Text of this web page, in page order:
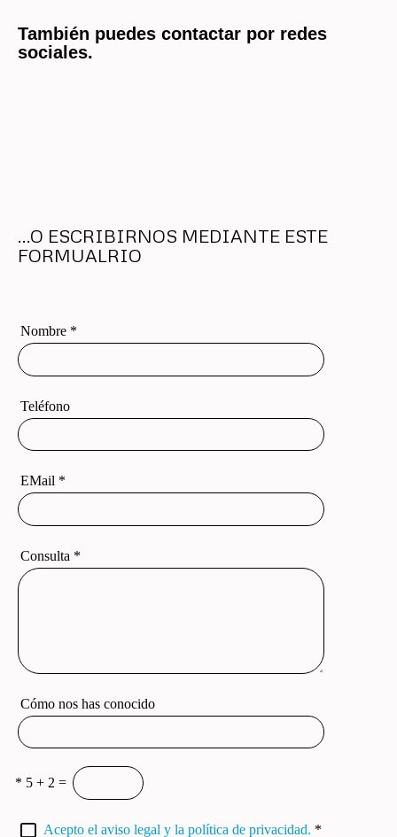
También puedes contactar por redes
sociales.
...O ESCRIBIRNOS MEDIANTE ESTE
FORMUALRIO
Nombre *
Teléfono
EMail *
Consulta *
Cómo nos has conocido
* 5 + 2 =
Acepto el aviso legal y la política de privacidad. *